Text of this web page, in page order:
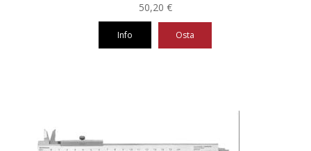
50,20 €
Info Osta